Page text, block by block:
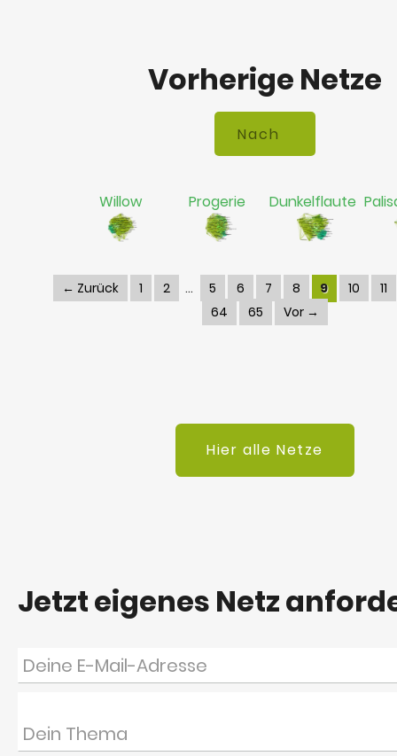
Vorherige Netze
Willow Progerie Dunkelflaute
← Zurück 1 2 5 6 7 8 9 10
11
64
65 Vor →
Hier alle Netze
Jetzt eigenes Netz